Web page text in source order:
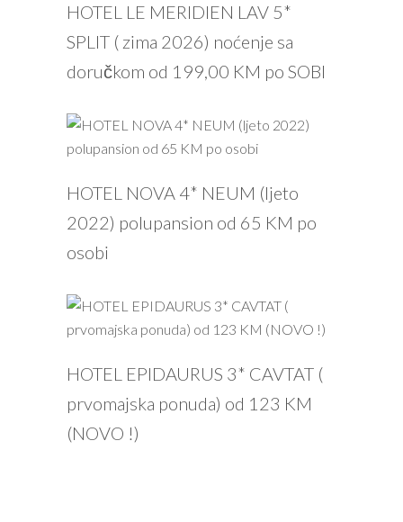
HOTEL LE MERIDIEN LAV 5*
SPLIT ( zima 2026) noćenje sa
doručkom od 199,00 KM po SOBI
HOTEL NOVA 4* NEUM (ljeto
2022) polupansion od 65 KM po
osobi
HOTEL EPIDAURUS 3* CAVTAT (
prvomajska ponuda) od 123 KM
(NOVO !)